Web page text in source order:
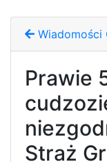
Wiadomości
Prawie
Straż